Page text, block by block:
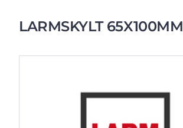
LARMSKYLT 65X100MM